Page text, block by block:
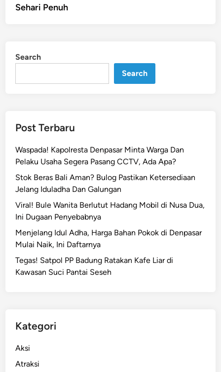
Sehari Penuh
Search
Search
Post Terbaru
Waspada! Kapolresta Denpasar Minta Warga Dan
Pelaku Usaha Segera Pasang CCTV, Ada Apa?
Stok Beras Bali Aman? Bulog Pastikan Ketersediaan
Jelang Iduladha Dan Galungan
Viral! Bule Wanita Berlutut Hadang Mobil di Nusa Dua,
Ini Dugaan Penyebabnya
Menjelang Idul Adha, Harga Bahan Pokok di Denpasar
Mulai Naik, Ini Daftarnya
Tegas! Satpol PP Badung Ratakan Kafe Liar di
Kawasan Suci Pantai Seseh
Kategori
Aksi
Atraksi